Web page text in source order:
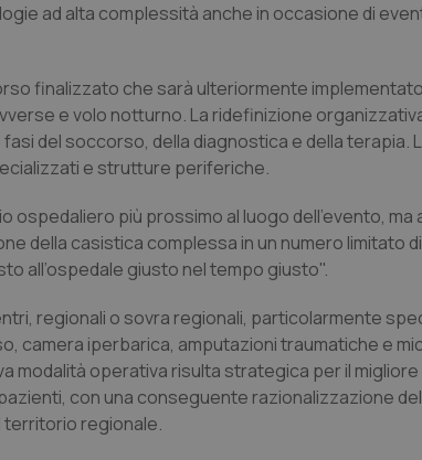
ad alta complessità anche in occasione di
finalizzato che sarà ulteriormente
e volo notturno. La ridefinizione
del soccorso, della diagnostica e della terapia.
e strutture periferiche.
più prossimo al luogo dell’evento, ma
della casistica complessa in un numero limitato
all’ospedale giusto nel tempo giusto".
regionali o sovra regionali, particolarmente
camera iperbarica, amputazioni traumatiche e
modalità operativa risulta strategica per il
con una conseguente razionalizzazione
territorio regionale.